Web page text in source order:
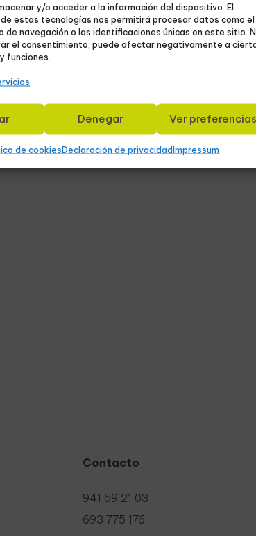
y/o acceder a la información del dispositivo. El
estas tecnologías nos permitirá procesar datos como el
de navegación o las identificaciones únicas en este sitio.
el consentimiento, puede afectar negativamente a
funciones.
Denegar Ver preferencias
de cookiesDeclaración de privacidadImpressum
Contacto
941 59 21 03
693 775 176